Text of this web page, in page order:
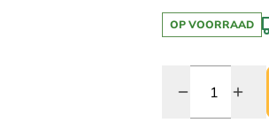
OP VOORRAAD